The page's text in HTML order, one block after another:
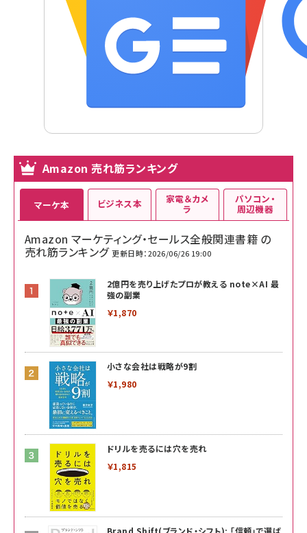
Amazon 売れ筋ランキング
マーケ本
Amazon マーケティング・セールス全般関連書籍 の
売れ筋ランキング 更新日時：2026/06/26 19:00
2億円を売り上げたプロが教える note×AI 最
強の副業
￥1,870
小さな会社は戦略が9割
￥1,980
ドリルを売るには穴を売れ
￥1,815
ビジネス本 家電＆カメ
ラ
パソコン・
周辺機器